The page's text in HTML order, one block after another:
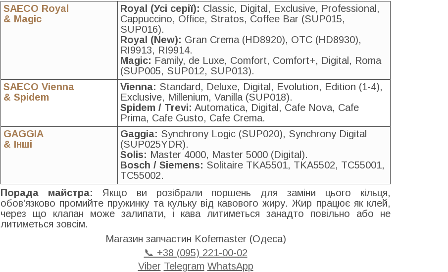
SAECO Royal
& Magic
Royal (Усі серії): Classic, Digital, Exclusive, Professional,
Cappuccino, Office, Stratos, Coffee Bar (SUP015,
SUP016).
Royal (New): Gran Crema (HD8920), OTC (HD8930),
RI9913, RI9914.
Magic: Family, de Luxe, Comfort, Comfort+, Digital, Roma
(SUP005, SUP012, SUP013).
SAECO Vienna
& Spidem
Vienna: Standard, Deluxe, Digital, Evolution, Edition (1-4),
Exclusive, Millenium, Vanilla (SUP018).
Spidem / Trevi: Automatica, Digital, Cafe Nova, Cafe
Prima, Cafe Gusto, Cafe Crema.
GAGGIA
& Інші
Gaggia: Synchrony Logic (SUP020), Synchrony Digital
(SUP025YDR).
Solis: Master 4000, Master 5000 (Digital).
Bosch / Siemens: Solitaire TKA5501, TKA5502, TC55001,
TC55002.
Порада майстра: Якщо ви розібрали поршень для заміни цього кільця,
обов'язково промийте пружинку та кульку від кавового жиру. Жир працює як клей,
через що клапан може залипати, і кава литиметься занадто повільно або не
литиметься зовсім.
Магазин запчастин Kofemaster (Одеса)
📞 +38 (095) 221-00-02
Viber Telegram WhatsApp